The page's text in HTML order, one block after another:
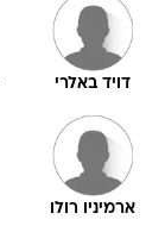
דויד באלרי
ארמיניו רולו